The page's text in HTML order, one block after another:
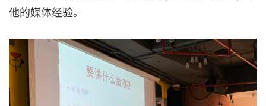
他的媒体经验。